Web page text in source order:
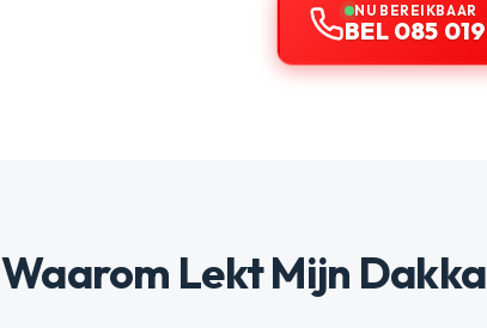
NU BEREIKBAAR
BEL 085
Waarom Lekt Mijn